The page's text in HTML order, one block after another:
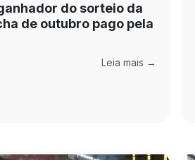
do sorteio da
de outubro pago pela
Leia mais →